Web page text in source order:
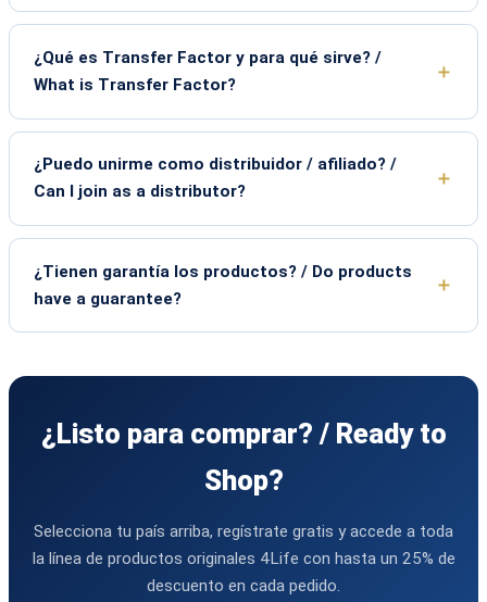
¿Qué es Transfer Factor y para qué sirve? /
What is Transfer Factor?
¿Puedo unirme como distribuidor / afiliado? /
Can I join as a distributor?
¿Tienen garantía los productos? / Do products
have a guarantee?
¿Listo para comprar? / Ready to
Shop?
Selecciona tu país arriba, regístrate gratis y accede a toda
la línea de productos originales 4Life con hasta un 25% de
descuento en cada pedido.